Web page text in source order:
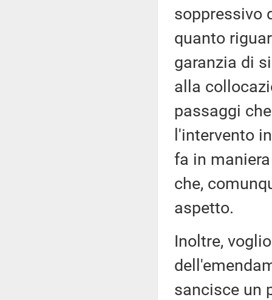
soppressivo
quanto
garanzia di
alla
passaggi
l'intervento
fa in
che,
aspetto.
Inoltre,
sancisce un